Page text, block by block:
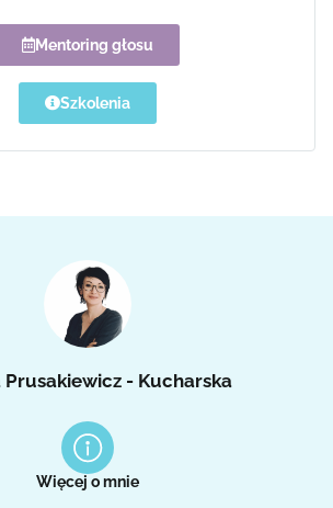
Mentoring głosu
Szkolenia
Prusakiewicz - Kucharska
Więcej o mnie